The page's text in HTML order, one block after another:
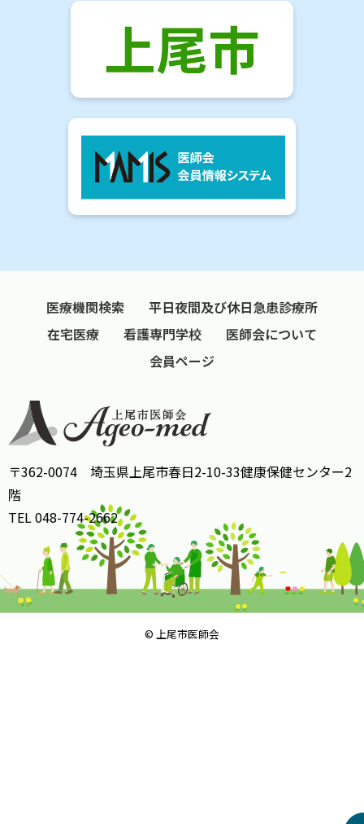
医療機関検索
平日夜間及び休日急患診療所
在宅医療
看護専門学校
医師会について
会員ページ
〒362-0074 埼玉県上尾市春日2-10-33健康保健センター2
階
TEL 048-774-2662
© 上尾市医師会